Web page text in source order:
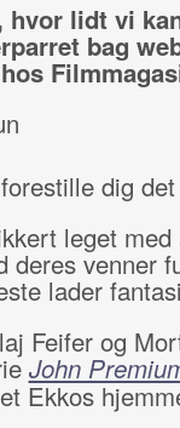
hvor lidt vi
bag
dig det
leget
deres venner
lader
Feifer og
John
Ekkos